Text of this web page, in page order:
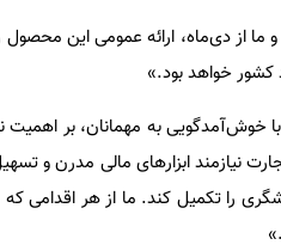
از دی‌ماه، ارائه عمومی این محصول
کشور خواهد بود.»
خوش‌آمدگویی به مهمانان، بر
نیازمند ابزارهای مالی مدرن و
را تکمیل کند. ما از هر اقدامی
.»